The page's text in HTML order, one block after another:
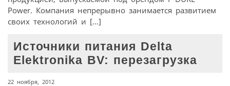
Power. Компания непрерывно занимается развитием
своих технологий и […]
Источники питания Delta
Elektronika BV: перезагрузка
22 ноября, 2012